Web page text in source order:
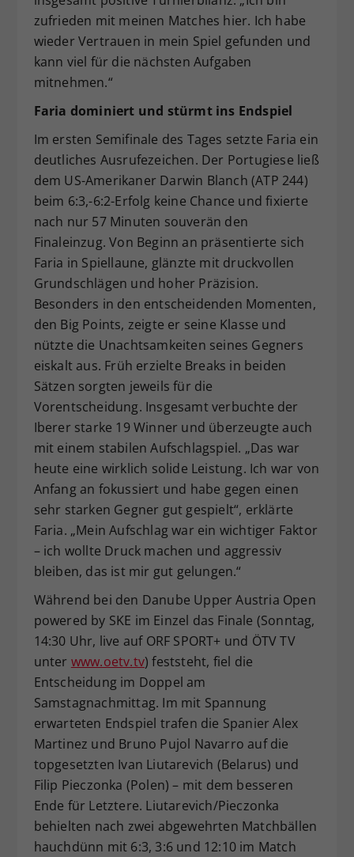
zufrieden mit meinen Matches hier. Ich habe
wieder Vertrauen in mein Spiel gefunden und
kann viel für die nächsten Aufgaben
mitnehmen.“
Faria dominiert und stürmt ins Endspiel
Im ersten Semifinale des Tages setzte Faria ein
deutliches Ausrufezeichen. Der Portugiese ließ
dem US-Amerikaner Darwin Blanch (ATP 244)
beim 6:3,-6:2-Erfolg keine Chance und fixierte
nach nur 57 Minuten souverän den
Finaleinzug. Von Beginn an präsentierte sich
Faria in Spiellaune, glänzte mit druckvollen
Grundschlägen und hoher Präzision.
Besonders in den entscheidenden Momenten,
den Big Points, zeigte er seine Klasse und
nützte die Unachtsamkeiten seines Gegners
eiskalt aus. Früh erzielte Breaks in beiden
Sätzen sorgten jeweils für die
Vorentscheidung. Insgesamt verbuchte der
Iberer starke 19 Winner und überzeugte auch
mit einem stabilen Aufschlagspiel. „Das war
heute eine wirklich solide Leistung. Ich war von
Anfang an fokussiert und habe gegen einen
sehr starken Gegner gut gespielt“, erklärte
Faria. „Mein Aufschlag war ein wichtiger Faktor
– ich wollte Druck machen und aggressiv
bleiben, das ist mir gut gelungen.“
Während bei den Danube Upper Austria Open
powered by SKE im Einzel das Finale (Sonntag,
14:30 Uhr, live auf ORF SPORT+ und ÖTV TV
unter www.oetv.tv) feststeht, fiel die
Entscheidung im Doppel am
Samstagnachmittag. Im mit Spannung
erwarteten Endspiel trafen die Spanier Alex
Martinez und Bruno Pujol Navarro auf die
topgesetzten Ivan Liutarevich (Belarus) und
Filip Pieczonka (Polen) – mit dem besseren
Ende für Letztere. Liutarevich/Pieczonka
behielten nach zwei abgewehrten Matchbällen
hauchdünn mit 6:3, 3:6 und 12:10 im Match